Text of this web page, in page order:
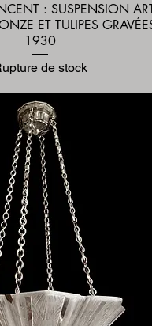
Aperçu rapide: SUSPENSION
ET TULIPES
1930
de stock